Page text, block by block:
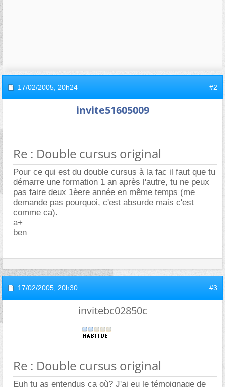
17/02/2005, 20h24 #2
invite51605009
Re : Double cursus original
Pour ce qui est du double cursus à la fac il faut que tu
démarre une formation 1 an après l'autre, tu ne peux
pas faire deux 1èere année en même temps (me
demande pas pourquoi, c'est absurde mais c'est
comme ca).
a+
ben
17/02/2005, 20h30 #3
invitebc02850c
Re : Double cursus original
Euh tu as entendus ça où? J'ai eu le témoignage de